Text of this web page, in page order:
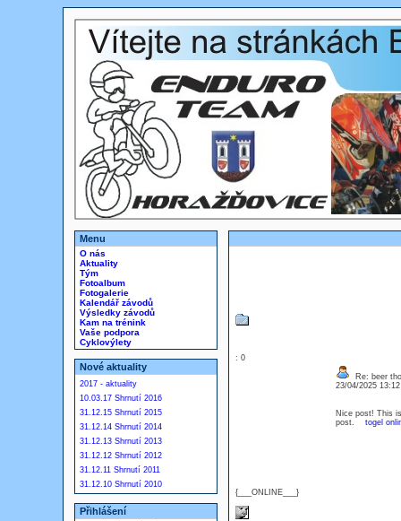
Menu
O nás
Aktuality
Tým
Fotoalbum
Fotogalerie
Kalendář závodů
Výsledky závodů
Kam na trénink
Vaše podpora
Cyklovýlety
Nové aktuality
2017 - aktuality
10.03.17 Shrnutí 2016
31.12.15 Shrnutí 2015
31.12.14 Shrnutí 2014
31.12.13 Shrnutí 2013
31.12.12 Shrnutí 2012
31.12.11 Shrnutí 2011
31.12.10 Shrnutí 2010
Přihlášení
: 0
{___ONLINE___}
Re: beer
23/04/2025
Nice post! This
post. togel